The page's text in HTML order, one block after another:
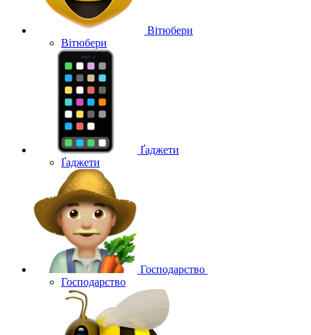
Вітюбери
Вітюбери
Ґаджети
Ґаджети
Господарство
Господарство